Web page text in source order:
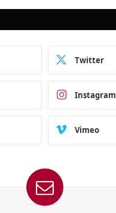
Twitter
Instagram
Vimeo